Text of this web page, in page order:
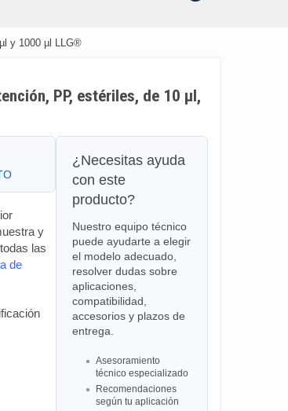
y 1000 µl LLG®
PP, estériles, de 10 µl,
y
las
de
¿Necesitas ayuda
con este
producto?
Nuestro equipo técnico
puede ayudarte a elegir
el modelo adecuado,
resolver dudas sobre
aplicaciones,
compatibilidad,
accesorios y plazos de
entrega.
Asesoramiento
técnico especializado
Recomendaciones
según tu aplicación